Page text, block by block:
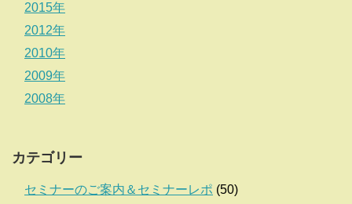
2015年
2012年
2010年
2009年
2008年
カテゴリー
セミナーのご案内＆セミナーレポ (50)